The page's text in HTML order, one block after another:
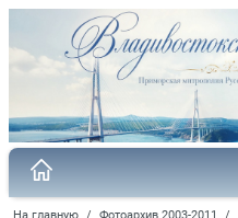
На главную / Фотоархив 2003-2011 /